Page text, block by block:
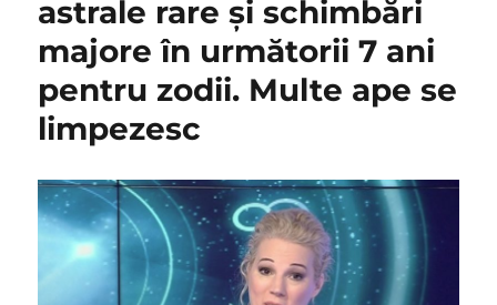
astrale rare și schimbări
majore în următorii 7 ani
pentru zodii. Multe ape se
limpezesc